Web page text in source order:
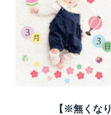
【※無くな